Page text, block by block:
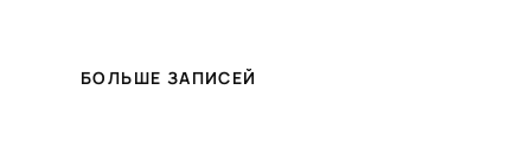
БОЛЬШЕ ЗАПИСЕЙ